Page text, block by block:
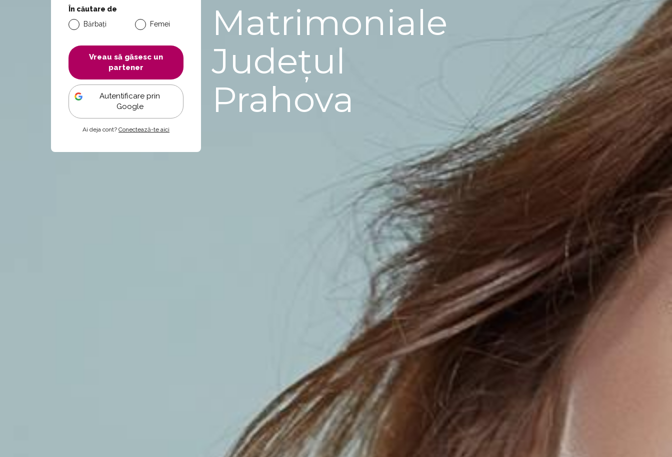
În căutare de
Bărbați
Femei
Vreau să găsesc un
partener
Autentificare prin
Google
Ai deja cont? Conectează-te aici
Matrimoniale
Județul
Prahova